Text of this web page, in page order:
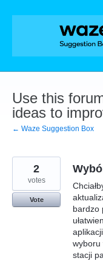
Skip
Use this
ideas to
← Waze Suggestion Box
bardzo
wyboru
stacji
2
votes
Vote